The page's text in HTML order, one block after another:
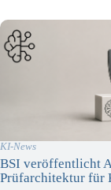
KI-News
BSI veröffentlicht
Prüfarchitektur für